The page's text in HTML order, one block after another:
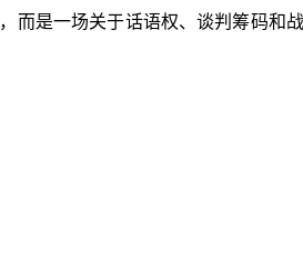
而是一场关于话语权、谈判筹码和